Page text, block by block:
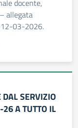
docente,
allegata
12-03-2026.
SERVIZIO
A TUTTO IL